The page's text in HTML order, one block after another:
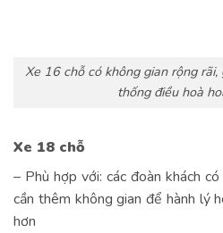
Xe 16 chỗ có không gian rộng
thống điều hoà
Xe 18 chỗ
– Phù hợp với: các đoàn khách
cần thêm không gian để hành lý
hơn